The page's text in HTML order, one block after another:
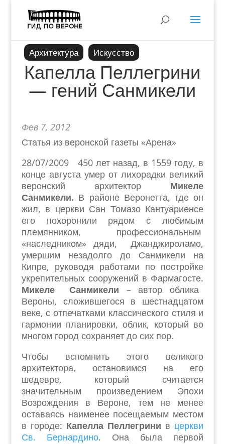
Архитектура Искусство
Капелла Пеллегрини
— гений Санмикели
Фев 7, 2012
Статья из веронской газеты «Арена»
28/07/2009 450 лет назад, в 1559 году, в
конце августа умер от лихорадки великий
веронский архитектор Микеле
Санмикели. В районе Веронетта, где он
жил, в церкви Сан Томазо Кантуариенсе
его похоронили рядом с любимым
племянником, профессиональным
«наследником» дяди, Джанджироламо,
умершим незадолго до Санмикели на
Кипре, руководя работами по постройке
укрепительных сооружений в Фармагосте.
Микеле Санмикели – автор облика
Вероны, сложившегося в шестнадцатом
веке, с отпечатками классического стиля и
гармонии планировки, облик, который во
многом город сохраняет до сих пор.
Чтобы вспомнить этого великого
архитектора, остановимся на его
шедевре, который считается
значительным произведением Эпохи
Возрождения в Вероне, тем не менее
оставаясь наименее посещаемым местом
в городе: Капелла Пеллегрини в церкви
Св. Бернардино. Она была первой